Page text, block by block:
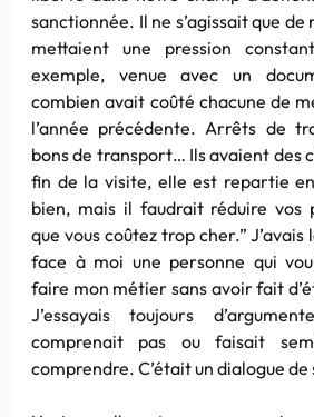
sanctionnée. Il ne s’agissait que de
mettaient une pression
exemple, venue avec un
combien avait coûté chacune de
l’année précédente. Arrêts de
bons de transport… Ils avaient des
fin de la visite, elle est repartie
bien, mais il faudrait réduire vos
que vous coûtez trop cher.”
face à moi une personne qui
faire mon métier sans avoir fait
J’essayais toujours
comprenait pas ou faisait
comprendre. C’était un dialogue de